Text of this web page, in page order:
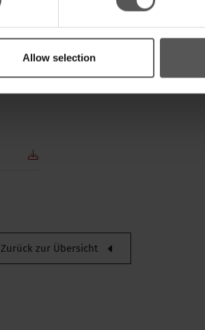
Allow selection
Breite
Verpackung / Verkaufslänge
Zurück zur Übersicht